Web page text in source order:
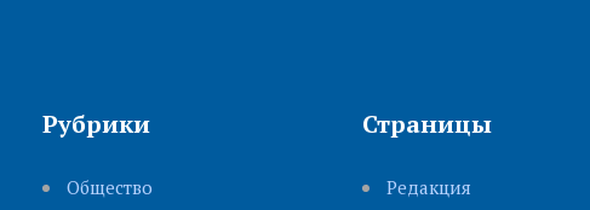
Рубрики
Общество
Страницы
Редакция